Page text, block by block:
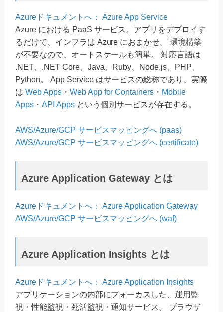
Azureドキュメントへ： Azure App Service
Azure における PaaS サービス。アプリをデプロイす
るだけで、インフラは Azure におまかせ。 環境構築
が不要なので、オートスケールも簡単。 対応言語は
.NET、.NET Core、Java、Ruby、Node.js、PHP、
Python。 App Service はサービスの総称であり、実際
は Web Apps ・ Web App for Containers ・ Mobile
Apps ・ API Apps という個別サービスが存在する。
AWS/Azure/GCP サービスマッピングへ (paas)
AWS/Azure/GCP サービスマッピングへ (certificate)
Azure Application Gateway とは
Azureドキュメントへ： Azure Application Gateway
AWS/Azure/GCP サービスマッピングへ (waf)
Azure Application Insights とは
Azureドキュメントへ： Azure Application Insights
アプリケーションの内部にフォーカスした、運用監
視・性能監視・死活監視・通知サービス。 ブラウザ